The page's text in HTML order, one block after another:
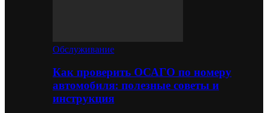
Обслуживание
Как проверить ОСАГО по номеру
автомобиля: полезные советы и
инструкция